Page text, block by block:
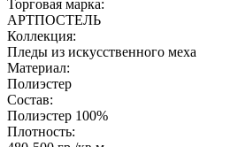
Торговая марка:
АРТПОСТЕЛЬ
Коллекция:
Пледы из искусственного меха
Материал:
Полиэстер
Состав:
Полиэстер 100%
Плотность: